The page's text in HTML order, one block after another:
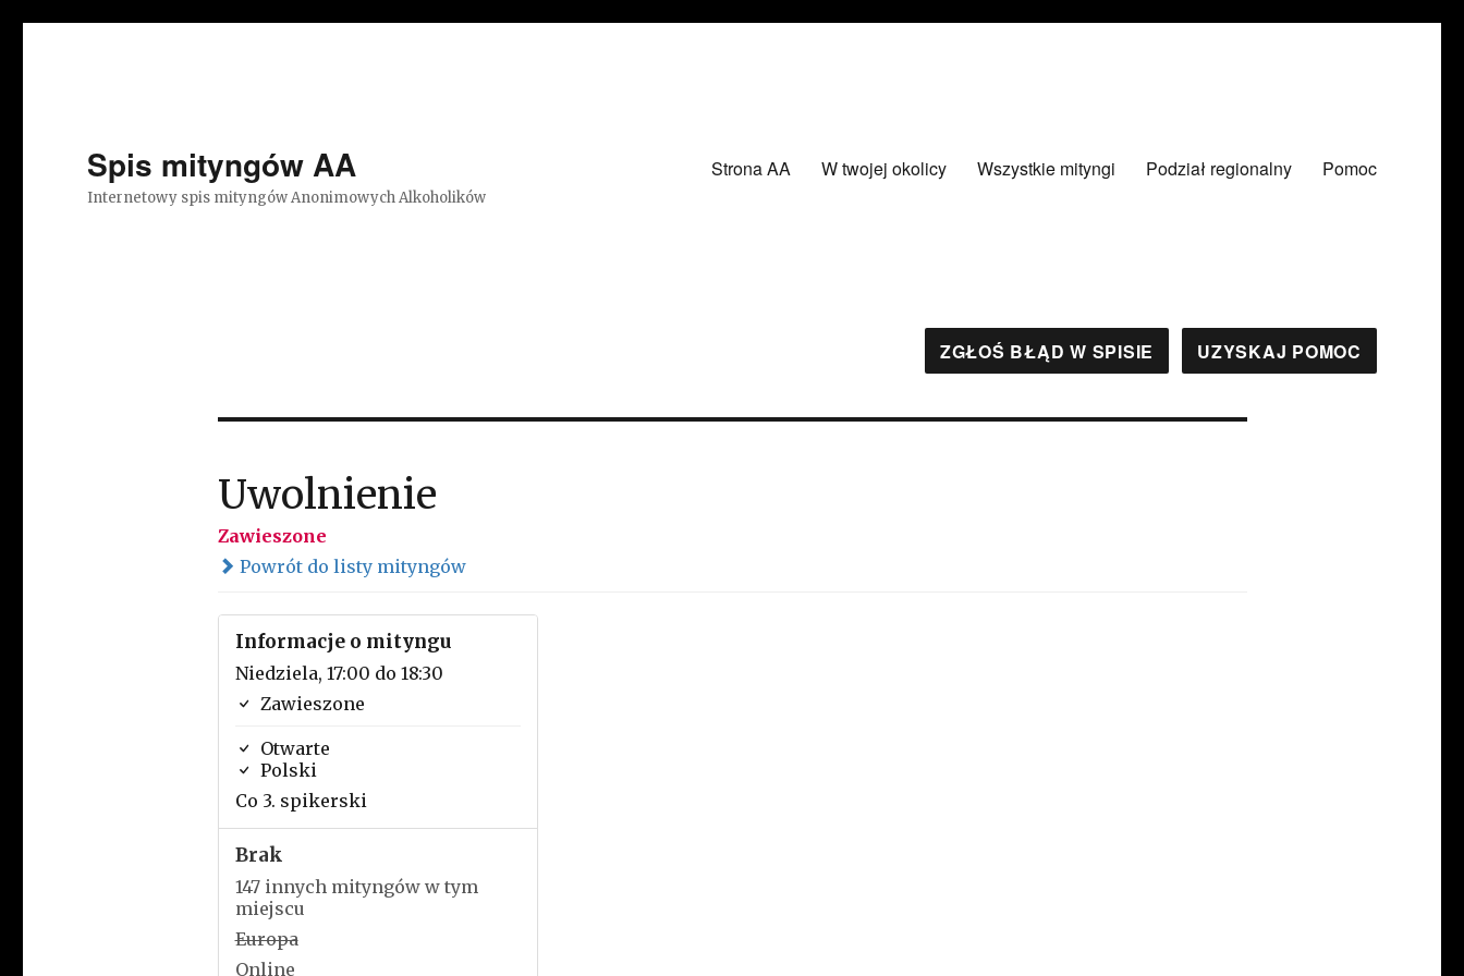
Spis mityngów AA
Internetowy spis mityngów Anonimowych Alkoholików
Strona AA W twojej okolicy Wszystkie mityngi Podział regionalny Pomoc
ZGŁOŚ BŁĄD W SPISIE UZYSKAJ POMOC
Uwolnienie
Zawieszone
Powrót do listy mityngów
Informacje o mityngu
Niedziela, 17:00 do 18:30
Zawieszone
Otwarte
Polski
Co 3. spikerski
Brak
147 innych mityngów w tym
miejscu
Europa
Online